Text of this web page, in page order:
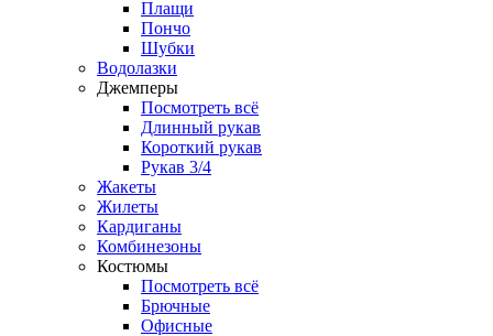
Плащи
Пончо
Шубки
Водолазки
Джемперы
Посмотреть всё
Длинный рукав
Короткий рукав
Рукав 3/4
Жакеты
Жилеты
Кардиганы
Комбинезоны
Костюмы
Посмотреть всё
Брючные
Офисные